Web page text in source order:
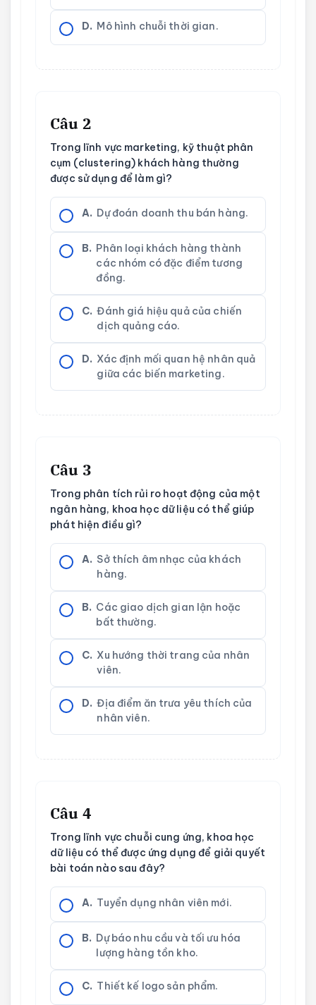
D. Mô hình chuỗi thời gian.
Câu 2
Trong lĩnh vực marketing, kỹ thuật phân
cụm (clustering) khách hàng thường
được sử dụng để làm gì?
A. Dự đoán doanh thu bán hàng.
B. Phân loại khách hàng thành
các nhóm có đặc điểm tương
đồng.
C. Đánh giá hiệu quả của chiến
dịch quảng cáo.
D. Xác định mối quan hệ nhân quả
giữa các biến marketing.
Câu 3
Trong phân tích rủi ro hoạt động của một
ngân hàng, khoa học dữ liệu có thể giúp
phát hiện điều gì?
A. Sở thích âm nhạc của khách
hàng.
B. Các giao dịch gian lận hoặc
bất thường.
C. Xu hướng thời trang của nhân
viên.
D. Địa điểm ăn trưa yêu thích của
nhân viên.
Câu 4
Trong lĩnh vực chuỗi cung ứng, khoa học
dữ liệu có thể được ứng dụng để giải quyết
bài toán nào sau đây?
A. Tuyển dụng nhân viên mới.
B. Dự báo nhu cầu và tối ưu hóa
lượng hàng tồn kho.
C. Thiết kế logo sản phẩm.